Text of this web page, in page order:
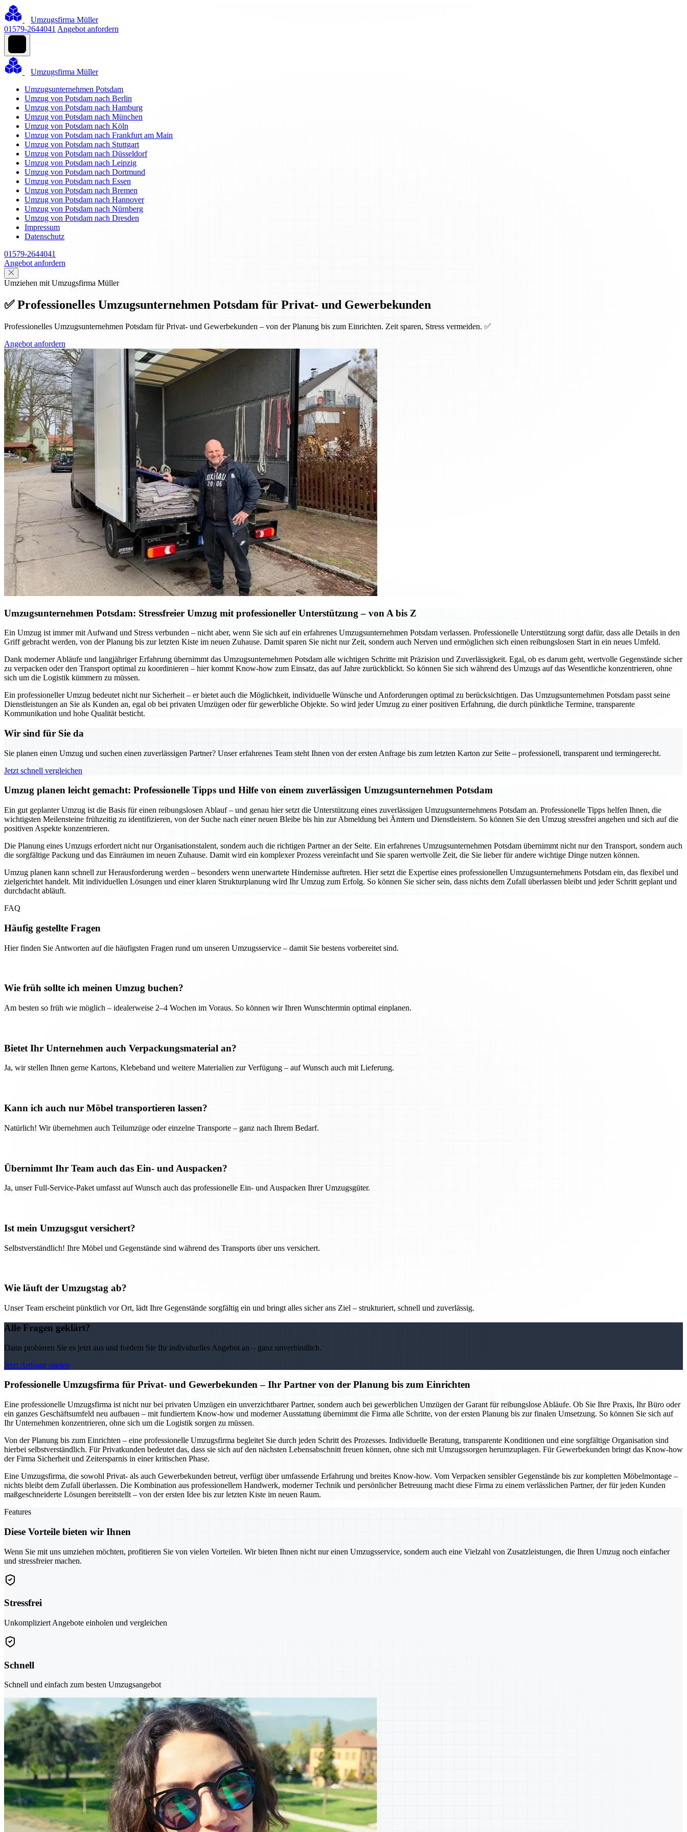
Umzugsfirma Müller
01579-2644041 Angebot anfordern
Umzugsfirma Müller
Umzugsunternehmen Potsdam
Umzug von Potsdam nach Berlin
Umzug von Potsdam nach Hamburg
Umzug von Potsdam nach München
Umzug von Potsdam nach Köln
Umzug von Potsdam nach Frankfurt am Main
Umzug von Potsdam nach Stuttgart
Umzug von Potsdam nach Düsseldorf
Umzug von Potsdam nach Leipzig
Umzug von Potsdam nach Dortmund
Umzug von Potsdam nach Essen
Umzug von Potsdam nach Bremen
Umzug von Potsdam nach Hannover
Umzug von Potsdam nach Nürnberg
Umzug von Potsdam nach Dresden
Impressum
Datenschutz
01579-2644041
Angebot anfordern
Umziehen mit Umzugsfirma Müller
✅ Professionelles Umzugsunternehmen Potsdam für Privat- und Gewerbekunden
Professionelles Umzugsunternehmen Potsdam für Privat- und Gewerbekunden – von der Planung bis zum Einrichten. Zeit sparen, Stress vermeiden. ✅
Angebot anfordern
Umzugsunternehmen Potsdam: Stressfreier Umzug mit professioneller Unterstützung – von A bis Z
Ein Umzug ist immer mit Aufwand und Stress verbunden – nicht aber, wenn Sie sich auf ein erfahrenes Umzugsunternehmen Potsdam verlassen. Professionelle Unterstützung sorgt dafür, dass alle Details in den
Griff gebracht werden, von der Planung bis zur letzten Kiste im neuen Zuhause. Damit sparen Sie nicht nur Zeit, sondern auch Nerven und ermöglichen sich einen reibungslosen Start in ein neues Umfeld.
Dank moderner Abläufe und langjähriger Erfahrung übernimmt das Umzugsunternehmen Potsdam alle wichtigen Schritte mit Präzision und Zuverlässigkeit. Egal, ob es darum geht, wertvolle Gegenstände sicher
zu verpacken oder den Transport optimal zu koordinieren – hier kommt Know-how zum Einsatz, das auf Jahre zurückblickt. So können Sie sich während des Umzugs auf das Wesentliche konzentrieren, ohne
sich um die Logistik kümmern zu müssen.
Ein professioneller Umzug bedeutet nicht nur Sicherheit – er bietet auch die Möglichkeit, individuelle Wünsche und Anforderungen optimal zu berücksichtigen. Das Umzugsunternehmen Potsdam passt seine
Dienstleistungen an Sie als Kunden an, egal ob bei privaten Umzügen oder für gewerbliche Objekte. So wird jeder Umzug zu einer positiven Erfahrung, die durch pünktliche Termine, transparente
Kommunikation und hohe Qualität besticht.
Wir sind für Sie da
Sie planen einen Umzug und suchen einen zuverlässigen Partner? Unser erfahrenes Team steht Ihnen von der ersten Anfrage bis zum letzten Karton zur Seite – professionell, transparent und termingerecht.
Jetzt schnell vergleichen
Umzug planen leicht gemacht: Professionelle Tipps und Hilfe von einem zuverlässigen Umzugsunternehmen Potsdam
Ein gut geplanter Umzug ist die Basis für einen reibungslosen Ablauf – und genau hier setzt die Unterstützung eines zuverlässigen Umzugsunternehmens Potsdam an. Professionelle Tipps helfen Ihnen, die
wichtigsten Meilensteine frühzeitig zu identifizieren, von der Suche nach einer neuen Bleibe bis hin zur Abmeldung bei Ämtern und Dienstleistern. So können Sie den Umzug stressfrei angehen und sich auf die
positiven Aspekte konzentrieren.
Die Planung eines Umzugs erfordert nicht nur Organisationstalent, sondern auch die richtigen Partner an der Seite. Ein erfahrenes Umzugsunternehmen Potsdam übernimmt nicht nur den Transport, sondern auch
die sorgfältige Packung und das Einräumen im neuen Zuhause. Damit wird ein komplexer Prozess vereinfacht und Sie sparen wertvolle Zeit, die Sie lieber für andere wichtige Dinge nutzen können.
Umzug planen kann schnell zur Herausforderung werden – besonders wenn unerwartete Hindernisse auftreten. Hier setzt die Expertise eines professionellen Umzugsunternehmens Potsdam ein, das flexibel und
zielgerichtet handelt. Mit individuellen Lösungen und einer klaren Strukturplanung wird Ihr Umzug zum Erfolg. So können Sie sicher sein, dass nichts dem Zufall überlassen bleibt und jeder Schritt geplant und
durchdacht abläuft.
FAQ
Häufig gestellte Fragen
Hier finden Sie Antworten auf die häufigsten Fragen rund um unseren Umzugsservice – damit Sie bestens vorbereitet sind.
Wie früh sollte ich meinen Umzug buchen?
Am besten so früh wie möglich – idealerweise 2–4 Wochen im Voraus. So können wir Ihren Wunschtermin optimal einplanen.
Bietet Ihr Unternehmen auch Verpackungsmaterial an?
Ja, wir stellen Ihnen gerne Kartons, Klebeband und weitere Materialien zur Verfügung – auf Wunsch auch mit Lieferung.
Kann ich auch nur Möbel transportieren lassen?
Natürlich! Wir übernehmen auch Teilumzüge oder einzelne Transporte – ganz nach Ihrem Bedarf.
Übernimmt Ihr Team auch das Ein- und Auspacken?
Ja, unser Full-Service-Paket umfasst auf Wunsch auch das professionelle Ein- und Auspacken Ihrer Umzugsgüter.
Ist mein Umzugsgut versichert?
Selbstverständlich! Ihre Möbel und Gegenstände sind während des Transports über uns versichert.
Wie läuft der Umzugstag ab?
Unser Team erscheint pünktlich vor Ort, lädt Ihre Gegenstände sorgfältig ein und bringt alles sicher ans Ziel – strukturiert, schnell und zuverlässig.
Alle Fragen geklärt?
Dann probieren Sie es jetzt aus und fordern Sie Ihr individuelles Angebot an – ganz unverbindlich.
Jetzt Anfrage starten
Professionelle Umzugsfirma für Privat- und Gewerbekunden – Ihr Partner von der Planung bis zum Einrichten
Eine professionelle Umzugsfirma ist nicht nur bei privaten Umzügen ein unverzichtbarer Partner, sondern auch bei gewerblichen Umzügen der Garant für reibungslose Abläufe. Ob Sie Ihre Praxis, Ihr Büro oder
ein ganzes Geschäftsumfeld neu aufbauen – mit fundiertem Know-how und moderner Ausstattung übernimmt die Firma alle Schritte, von der ersten Planung bis zur finalen Umsetzung. So können Sie sich auf
Ihr Unternehmen konzentrieren, ohne sich um die Logistik sorgen zu müssen.
Von der Planung bis zum Einrichten – eine professionelle Umzugsfirma begleitet Sie durch jeden Schritt des Prozesses. Individuelle Beratung, transparente Konditionen und eine sorgfältige Organisation sind
hierbei selbstverständlich. Für Privatkunden bedeutet das, dass sie sich auf den nächsten Lebensabschnitt freuen können, ohne sich mit Umzugssorgen herumzuplagen. Für Gewerbekunden bringt das Know-how
der Firma Sicherheit und Zeitersparnis in einer kritischen Phase.
Eine Umzugsfirma, die sowohl Privat- als auch Gewerbekunden betreut, verfügt über umfassende Erfahrung und breites Know-how. Vom Verpacken sensibler Gegenstände bis zur kompletten Möbelmontage –
nichts bleibt dem Zufall überlassen. Die Kombination aus professionellem Handwerk, moderner Technik und persönlicher Betreuung macht diese Firma zu einem verlässlichen Partner, der für jeden Kunden
maßgeschneiderte Lösungen bereitstellt – von der ersten Idee bis zur letzten Kiste im neuen Raum.
Features
Diese Vorteile bieten wir Ihnen
Wenn Sie mit uns umziehen möchten, profitieren Sie von vielen Vorteilen. Wir bieten Ihnen nicht nur einen Umzugsservice, sondern auch eine Vielzahl von Zusatzleistungen, die Ihren Umzug noch einfacher
und stressfreier machen.
Stressfrei
Unkompliziert Angebote einholen und vergleichen
Schnell
Schnell und einfach zum besten Umzugsangebot